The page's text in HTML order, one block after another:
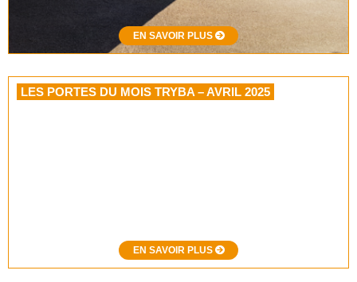
EN SAVOIR PLUS
LES PORTES DU MOIS TRYBA – AVRIL 2025
EN SAVOIR PLUS